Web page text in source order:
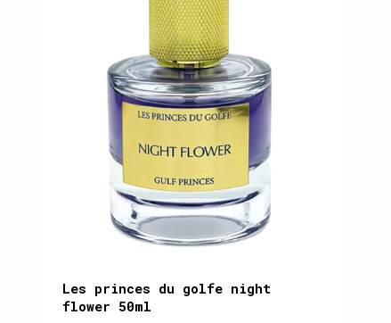
Les princes du golfe night
flower 50ml